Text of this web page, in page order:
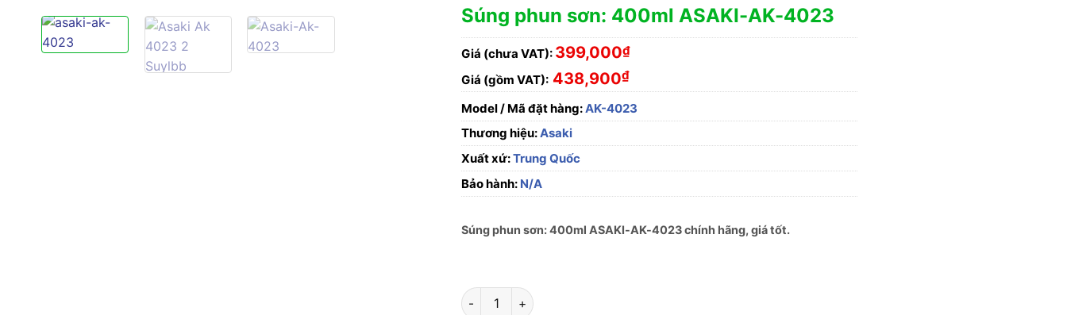
Súng phun sơn: 400ml ASAKI-AK-4023
Giá (chưa VAT): 399,000₫
Giá (gồm VAT): 438,900₫
Model / Mã đặt hàng:AK-4023
Thương hiệu:Asaki
Xuất xứ:Trung Quốc
Bảo hành: N/A
Súng phun sơn: 400ml ASAKI-AK-4023 chính hãng, giá tốt.
Súng phun sơn: 400ml ASAKI-AK-4023 số lượng